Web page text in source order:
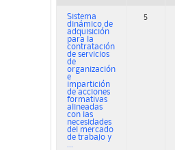
Sistema
dinámico de
adquisición
para la
contratación
de servicios
de
organización
e
impartición
de acciones
formativas
alineadas
con las
necesidades
del mercado
de trabajo y
...
5